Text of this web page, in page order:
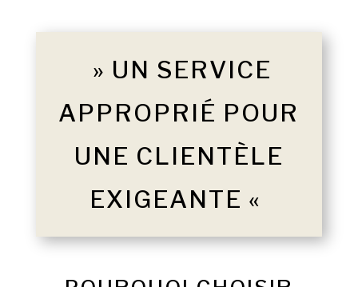
» UN SERVICE
APPROPRIÉ POUR
UNE CLIENTÈLE
EXIGEANTE «